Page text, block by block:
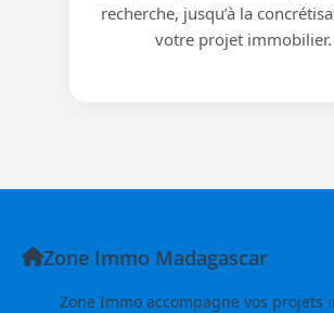
recherche, jusqu’à la
votre projet immobilier.
Zone Immo Madagascar
Zone Immo accompagne vos projets